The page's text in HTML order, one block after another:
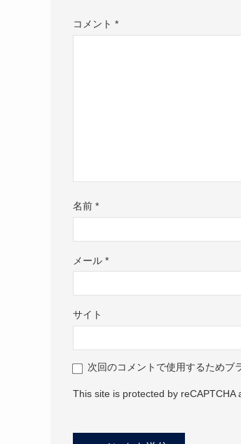
コメント *
名前 *
メール *
サイト
次回のコメントで使用するためブ
This site is protected by reCAPTCHA